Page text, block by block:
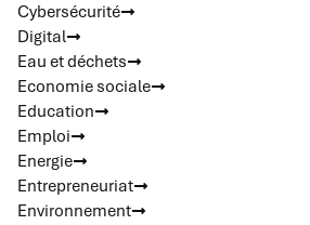
Cybersécurité
Digital
Eau et déchets
Economie sociale
Education
Emploi
Energie
Entrepreneuriat
Environnement